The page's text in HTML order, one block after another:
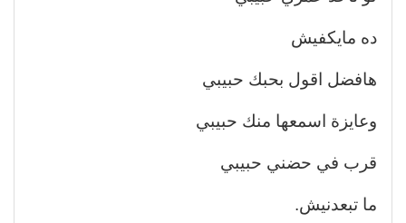
ده مايكفيش
هافضل اقول بحبك حبيبي
وعايزة اسمعها منك حبيبي
قرب في حضني حبيبي
ما تبعدنيش.